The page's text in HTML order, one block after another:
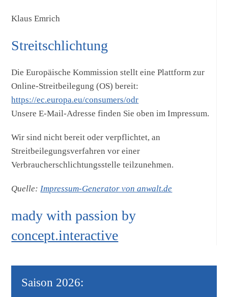
Klaus Emrich
Streitschlichtung
Die Europäische Kommission stellt eine Plattform zur
Online-Streitbeilegung (OS) bereit:
https://ec.europa.eu/consumers/odr
Unsere E-Mail-Adresse finden Sie oben im Impressum.
Wir sind nicht bereit oder verpflichtet, an
Streitbeilegungsverfahren vor einer
Verbraucherschlichtungsstelle teilzunehmen.
Quelle:Impressum-Generator von anwalt.de
mady with passion by
concept.interactive
Saison 2026: